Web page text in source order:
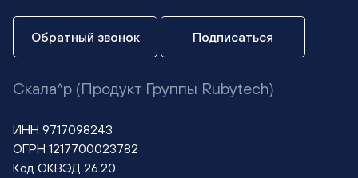
Обратный звонок Подписаться
Скала^р (Продукт Группы Rubytech)
ИНН 9717098243
ОГРН 1217700023782
Код ОКВЭД 26.20